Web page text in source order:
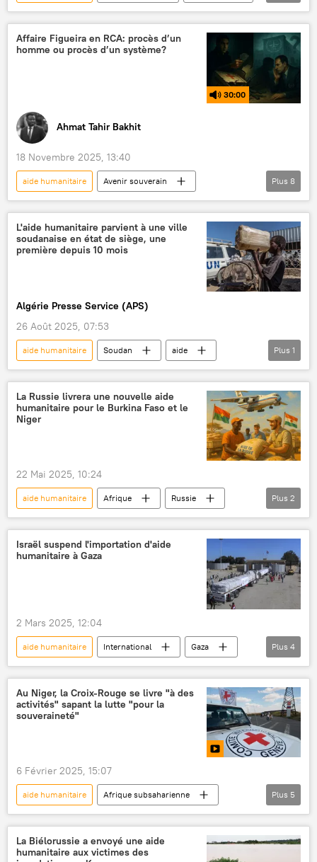
politique
Actualités
États-Unis
Abou Dhabi
négociations
Émirats Arabes Unis
conflit ukrainien
Affaire Figueira en RCA: procès d’un
homme ou procès d’un système?
30:00
Ahmat Tahir Bakhit
18 Novembre 2025, 13:40
aide humanitaire
Avenir souverain
Podcasts
ONG
espionnage
Afrique
terrorisme
Cour pénale internationale (CPI)
destabilisation
Plus 8
L'aide humanitaire parvient à une ville
soudanaise en état de siège, une
première depuis 10 mois
Algérie Presse Service (APS)
26 Août 2025, 07:53
aide humanitaire Soudan
aide
Afrique
Plus 1
La Russie livrera une nouvelle aide
humanitaire pour le Burkina Faso et le
Niger
22 Mai 2025, 10:24
aide humanitaire Afrique
Russie
Niger
Burkina Faso
Plus 2
Israël suspend l'importation d'aide
humanitaire à Gaza
2 Mars 2025, 12:04
aide humanitaire International
Gaza
Bande de Gaza
Israël
conflit israélo-palestinien
convois humanitaires
Plus 4
Au Niger, la Croix-Rouge se livre "à des
activités" sapant la lutte "pour la
souveraineté"
6 Février 2025, 15:07
aide humanitaire
Afrique subsaharienne
Niger
Comité international de la Croix-Rouge (CICR)
médecine
ONG
Plus 5
La Biélorussie a envoyé une aide
humanitaire aux victimes des